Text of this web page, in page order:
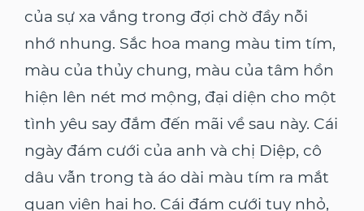
của sự xa vắng trong đợi chờ đầy nỗi
nhớ nhung. Sắc hoa mang màu tim tím,
màu của thủy chung, màu của tâm hồn
hiện lên nét mơ mộng, đại diện cho một
tình yêu say đắm đến mãi về sau này. Cái
ngày đám cưới của anh và chị Diệp, cô
dâu vẫn trong tà áo dài màu tím ra mắt
quan viên hai họ. Cái đám cưới tuy nhỏ,